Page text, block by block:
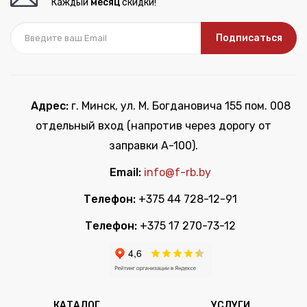
Подписаться
Адрес:г. Минск, ул. М. Богдановича 155 пом. 008
отдельный вход (напротив через дорогу от
заправки А-100).
Email: info@f-rb.by
Телефон: +375 44 728-12-91
Телефон: +375 17 270-73-12